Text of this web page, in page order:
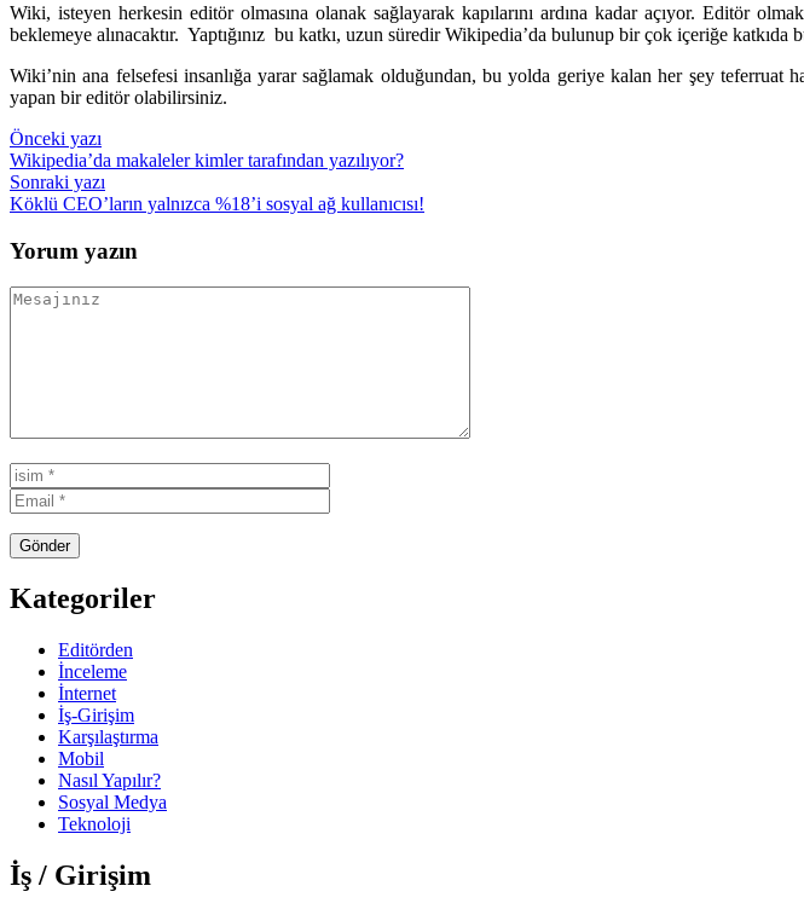
Wiki, isteyen herkesin editör olmasına olanak sağlayarak kapılarını ardına kadar açıyor. Editör
beklemeye alınacaktır. Yaptığınız bu katkı, uzun süredir Wikipedia’da bulunup bir çok içeriğe
Wiki’nin ana felsefesi insanlığa yarar sağlamak olduğundan, bu yolda geriye kalan her şey
yapan bir editör olabilirsiniz.
Yazı
gezinmesi
Önceki yazı
Wikipedia’da makaleler kimler tarafından yazılıyor?
Sonraki yazı
Köklü CEO’ların yalnızca %18’i sosyal ağ kullanıcısı!
Yorum yazın
Kategoriler
Editörden
İnceleme
İnternet
İş-Girişim
Karşılaştırma
Mobil
Nasıl Yapılır?
Sosyal Medya
Teknoloji
İş / Girişim